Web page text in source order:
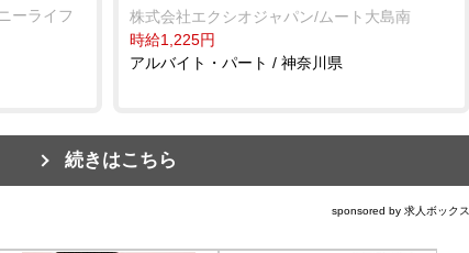
ーライフ
株式会社エクシオジャパン/ムート大島南
時給1,225円
アルバイト・パート / 神奈川県
続きはこちら
sponsored by 求人ボックス